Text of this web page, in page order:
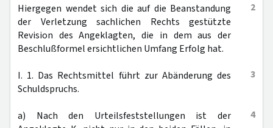
2
Hiergegen wendet sich die auf die Beanstandung
der Verletzung sachlichen Rechts gestützte
Revision des Angeklagten, die in dem aus der
Beschlußformel ersichtlichen Umfang Erfolg hat.
3
I. 1. Das Rechtsmittel führt zur Abänderung des
Schuldspruchs.
4
a) Nach den Urteilsfeststellungen ist der